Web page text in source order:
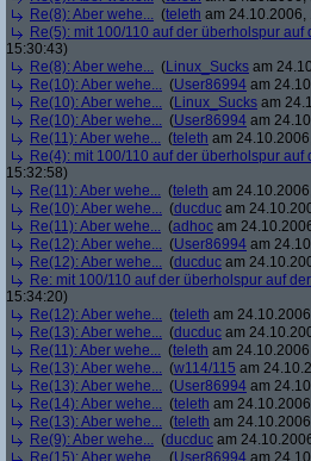
Re(8): Aber wehe... (teleth am 24.10.2006,
Re(5): mit 100/110 auf der überholspur
15:30:43)
Re(8): Aber wehe... (Linux_Sucks am
Re(10): Aber wehe... (User86994 am
Re(10): Aber wehe... (Linux_Sucks am
Re(10): Aber wehe... (User86994 am
Re(11): Aber wehe... (teleth am
Re(4): mit 100/110 auf der überholspur
15:32:58)
Re(11): Aber wehe... (teleth am
Re(10): Aber wehe... (ducduc am
Re(11): Aber wehe... (adhoc am
Re(12): Aber wehe... (User86994 am
Re(12): Aber wehe... (ducduc am
Re: mit 100/110 auf der überholspur auf
15:34:20)
Re(12): Aber wehe... (teleth am
Re(13): Aber wehe... (ducduc am
Re(11): Aber wehe... (teleth am
Re(13): Aber wehe... (w114/115 am
Re(13): Aber wehe... (User86994 am
Re(14): Aber wehe... (teleth am
Re(13): Aber wehe... (teleth am
Re(9): Aber wehe... (ducduc am
Re(15): Aber wehe... (User86994 am